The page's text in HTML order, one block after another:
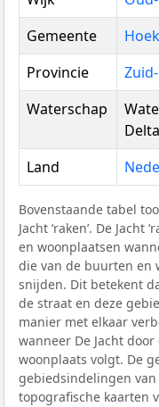
Gemeente
Provincie
Waterschap
Delta
Land
Bovenstaande tabel
Jacht ‘raken’. De
en woonplaatsen
die van de buurten en
snijden. Dit betekent
de straat en deze
manier met elkaar
wanneer De Jacht
woonplaats volgt. De
gebiedsindelingen
topografische kaarten